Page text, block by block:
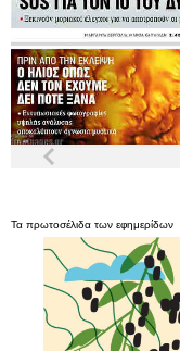
Τα πρωτοσέλιδα των εφημερίδων